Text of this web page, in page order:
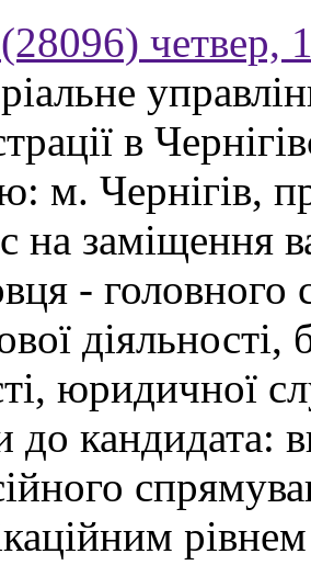
четвер,
в
м. Чернігів,
на заміщення
- головного
діяльності,
юридичної
кандидата: